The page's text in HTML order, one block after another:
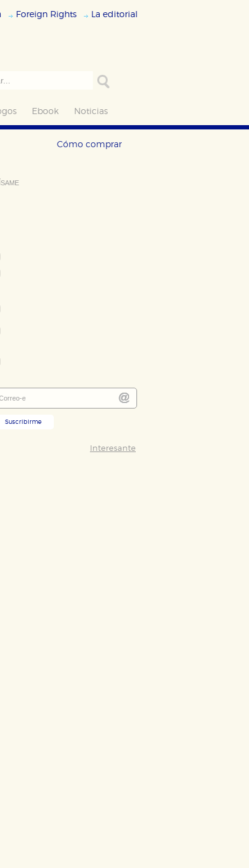
Foreign Rights La editorial
Ebook Noticias
Cómo comprar
Suscribirme
Interesante
sistema. Es posible
sitio web. Almacenan
para sus intereses en
de su navegador y